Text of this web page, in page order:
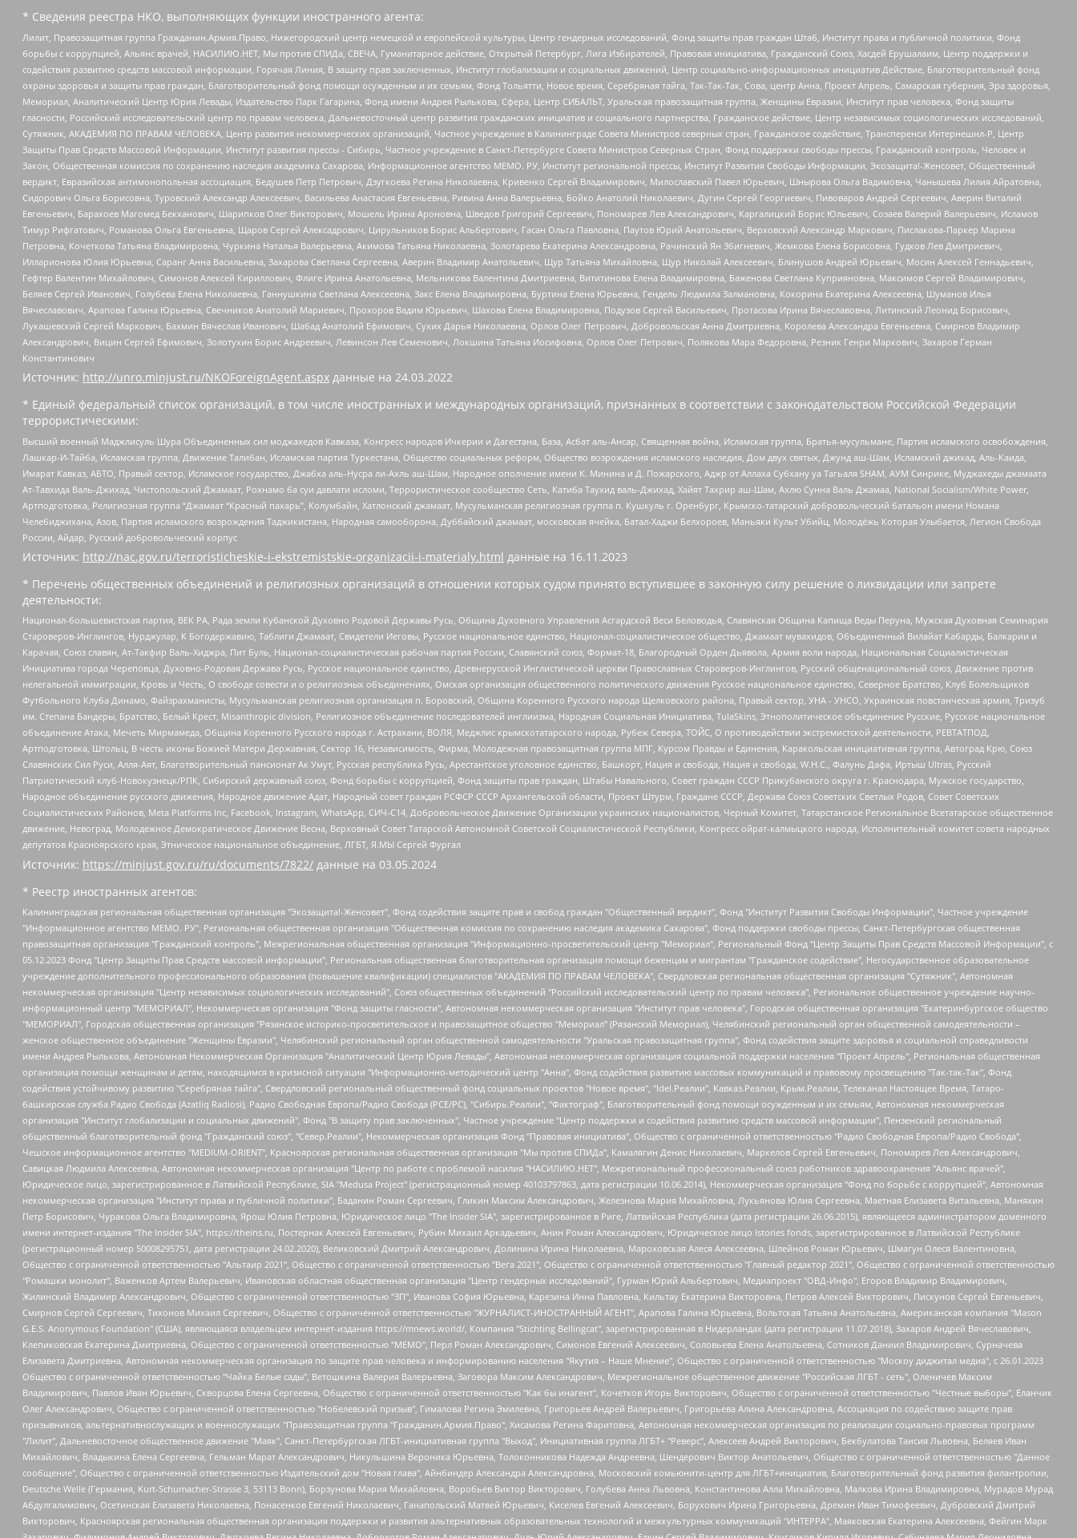
* Сведения реестра НКО, выполняющих функции иностранного агента:
Лилит, Правозащитная группа Гражданин.Армия.Право, Нижегородский центр немецкой и европейской культуры, Центр гендерных исследований, Фонд защиты прав граждан Штаб, Институт права и публичной политики, Фонд
борьбы с коррупцией, Альянс врачей, НАСИЛИЮ.НЕТ, Мы против СПИДа, СВЕЧА, Гуманитарное действие, Открытый Петербург, Лига Избирателей, Правовая инициатива, Гражданский Союз, Хасдей Ерушалаим, Центр поддержки и
содействия развитию средств массовой информации, Горячая Линия, В защиту прав заключенных, Институт глобализации и социальных движений, Центр социально-информационных инициатив Действие, Благотворительный фонд
охраны здоровья и защиты прав граждан, Благотворительный фонд помощи осужденным и их семьям, Фонд Тольятти, Новое время, Серебряная тайга, Так-Так-Так, Сова, центр Анна, Проект Апрель, Самарская губерния, Эра здоровья,
Мемориал, Аналитический Центр Юрия Левады, Издательство Парк Гагарина, Фонд имени Андрея Рылькова, Сфера, Центр СИБАЛЬТ, Уральская правозащитная группа, Женщины Евразии, Институт прав человека, Фонд защиты
гласности, Российский исследовательский центр по правам человека, Дальневосточный центр развития гражданских инициатив и социального партнерства, Гражданское действие, Центр независимых социологических исследований,
Сутяжник, АКАДЕМИЯ ПО ПРАВАМ ЧЕЛОВЕКА, Центр развития некоммерческих организаций, Частное учреждение в Калининграде Совета Министров северных стран, Гражданское содействие, Трансперенси Интернешнл-Р, Центр
Защиты Прав Средств Массовой Информации, Институт развития прессы - Сибирь, Частное учреждение в Санкт-Петербурге Совета Министров Северных Стран, Фонд поддержки свободы прессы, Гражданский контроль, Человек и
Закон, Общественная комиссия по сохранению наследия академика Сахарова, Информационное агентство МЕМО. РУ, Институт региональной прессы, Институт Развития Свободы Информации, Экозащита!-Женсовет, Общественный
вердикт, Евразийская антимонопольная ассоциация, Бедушев Петр Петрович, Дзугкоева Регина Николаевна, Кривенко Сергей Владимирович, Милославский Павел Юрьевич, Шнырова Ольга Вадимовна, Чанышева Лилия Айратовна,
Сидорович Ольга Борисовна, Туровский Александр Алексеевич, Васильева Анастасия Евгеньевна, Ривина Анна Валерьевна, Бойко Анатолий Николаевич, Дугин Сергей Георгиевич, Пивоваров Андрей Сергеевич, Аверин Виталий
Евгеньевич, Барахоев Магомед Бекханович, Шарипков Олег Викторович, Мошель Ирина Ароновна, Шведов Григорий Сергеевич, Пономарев Лев Александрович, Каргалицкий Борис Юльевич, Созаев Валерий Валерьевич, Исламов
Тимур Рифгатович, Романова Ольга Евгеньевна, Щаров Сергей Алексадрович, Цирульников Борис Альбертович, Гасан Ольга Павловна, Паутов Юрий Анатольевич, Верховский Александр Маркович, Пислакова-Паркер Марина
Петровна, Кочеткова Татьяна Владимировна, Чуркина Наталья Валерьевна, Акимова Татьяна Николаевна, Золотарева Екатерина Александровна, Рачинский Ян Збигневич, Жемкова Елена Борисовна, Гудков Лев Дмитриевич,
Илларионова Юлия Юрьевна, Саранг Анна Васильевна, Захарова Светлана Сергеевна, Аверин Владимир Анатольевич, Щур Татьяна Михайловна, Щур Николай Алексеевич, Блинушов Андрей Юрьевич, Мосин Алексей Геннадьевич,
Гефтер Валентин Михайлович, Симонов Алексей Кириллович, Флиге Ирина Анатольевна, Мельникова Валентина Дмитриевна, Вититинова Елена Владимировна, Баженова Светлана Куприяновна, Максимов Сергей Владимирович,
Беляев Сергей Иванович, Голубева Елена Николаевна, Ганнушкина Светлана Алексеевна, Закс Елена Владимировна, Буртина Елена Юрьевна, Гендель Людмила Залмановна, Кокорина Екатерина Алексеевна, Шуманов Илья
Вячеславович, Арапова Галина Юрьевна, Свечников Анатолий Мариевич, Прохоров Вадим Юрьевич, Шахова Елена Владимировна, Подузов Сергей Васильевич, Протасова Ирина Вячеславовна, Литинский Леонид Борисович,
Лукашевский Сергей Маркович, Бахмин Вячеслав Иванович, Шабад Анатолий Ефимович, Сухих Дарья Николаевна, Орлов Олег Петрович, Добровольская Анна Дмитриевна, Королева Александра Евгеньевна, Смирнов Владимир
Александрович, Вицин Сергей Ефимович, Золотухин Борис Андреевич, Левинсон Лев Семенович, Локшина Татьяна Иосифовна, Орлов Олег Петрович, Полякова Мара Федоровна, Резник Генри Маркович, Захаров Герман
Константинович
Источник: http://unro.minjust.ru/NKOForeignAgent.aspx данные на 24.03.2022
* Единый федеральный список организаций, в том числе иностранных и международных организаций, признанных в соответствии с законодательством Российской Федерации
террористическими:
Высший военный Маджлисуль Шура Объединенных сил моджахедов Кавказа, Конгресс народов Ичкерии и Дагестана, База, Асбат аль-Ансар, Священная война, Исламская группа, Братья-мусульмане, Партия исламского освобождения,
Лашкар-И-Тайба, Исламская группа, Движение Талибан, Исламская партия Туркестана, Общество социальных реформ, Общество возрождения исламского наследия, Дом двух святых, Джунд аш-Шам, Исламский джихад, Аль-Каида,
Имарат Кавказ, АБТО, Правый сектор, Исламское государство, Джабха аль-Нусра ли-Ахль аш-Шам, Народное ополчение имени К. Минина и Д. Пожарского, Аджр от Аллаха Субхану уа Тагьаля SHAM, АУМ Синрике, Муджахеды джамаата
Ат-Тавхида Валь-Джихад, Чистопольский Джамаат, Рохнамо ба суи давлати исломи, Террористическое сообщество Сеть, Катиба Таухид валь-Джихад, Хайят Тахрир аш-Шам, Ахлю Сунна Валь Джамаа, National Socialism/White Power,
Артподготовка, Религиозная группа “Джамаат “Красный пахарь”, Колумбайн, Хатлонский джамаат, Мусульманская религиозная группа п. Кушкуль г. Оренбург, Крымско-татарский добровольческий батальон имени Номана
Челебиджихана, Азов, Партия исламского возрождения Таджикистана, Народная самооборона, Дуббайский джамаат, московская ячейка, Батал-Хаджи Белхороев, Маньяки Культ Убийц, Молодёжь Которая Улыбается, Легион Свобода
России, Айдар, Русский добровольческий корпус
Источник: http://nac.gov.ru/terroristicheskie-i-ekstremistskie-organizacii-i-materialy.html данные на 16.11.2023
* Перечень общественных объединений и религиозных организаций в отношении которых судом принято вступившее в законную силу решение о ликвидации или запрете
деятельности:
Национал-большевистская партия, ВЕК РА, Рада земли Кубанской Духовно Родовой Державы Русь, Община Духовного Управления Асгардской Веси Беловодья, Славянская Община Капища Веды Перуна, Мужская Духовная Семинария
Староверов-Инглингов, Нурджулар, К Богодержавию, Таблиги Джамаат, Свидетели Иеговы, Русское национальное единство, Национал-социалистическое общество, Джамаат мувахидов, Объединенный Вилайат Кабарды, Балкарии и
Карачая, Союз славян, Ат-Такфир Валь-Хиджра, Пит Буль, Национал-социалистическая рабочая партия России, Славянский союз, Формат-18, Благородный Орден Дьявола, Армия воли народа, Национальная Социалистическая
Инициатива города Череповца, Духовно-Родовая Держава Русь, Русское национальное единство, Древнерусской Инглистической церкви Православных Староверов-Инглингов, Русский общенациональный союз, Движение против
нелегальной иммиграции, Кровь и Честь, О свободе совести и о религиозных объединениях, Омская организация общественного политического движения Русское национальное единство, Северное Братство, Клуб Болельщиков
Футбольного Клуба Динамо, Файзрахманисты, Мусульманская религиозная организация п. Боровский, Община Коренного Русского народа Щелковского района, Правый сектор, УНА - УНСО, Украинская повстанческая армия, Тризуб
им. Степана Бандеры, Братство, Белый Крест, Misanthropic division, Религиозное объединение последователей инглиизма, Народная Социальная Инициатива, TulaSkins, Этнополитическое объединение Русские, Русское национальное
объединение Атака, Мечеть Мирмамеда, Община Коренного Русского народа г. Астрахани, ВОЛЯ, Меджлис крымскотатарского народа, Рубеж Севера, ТОЙС, О противодействии экстремистской деятельности, РЕВТАТПОД,
Артподготовка, Штольц, В честь иконы Божией Матери Державная, Сектор 16, Независимость, Фирма, Молодежная правозащитная группа МПГ, Курсом Правды и Единения, Каракольская инициативная группа, Автоград Крю, Союз
Славянских Сил Руси, Алля-Аят, Благотворительный пансионат Ак Умут, Русская республика Русь, Арестантское уголовное единство, Башкорт, Нация и свобода, Нация и свобода, W.H.С., Фалунь Дафа, Иртыш Ultras, Русский
Патриотический клуб-Новокузнецк/РПК, Сибирский державный союз, Фонд борьбы с коррупцией, Фонд защиты прав граждан, Штабы Навального, Совет граждан СССР Прикубанского округа г. Краснодара, Мужское государство,
Народное объединение русского движения, Народное движение Адат, Народный совет граждан РСФСР СССР Архангельской области, Проект Штурм, Граждане СССР, Держава Союз Советских Светлых Родов, Совет Советских
Социалистических Районов, Meta Platforms Inc, Facebook, Instagram, WhatsApp, СИЧ-С14, Добровольческое Движение Организации украинских националистов, Черный Комитет, Татарстанское Региональное Всетатарское общественное
движение, Невоград, Молодежное Демократическое Движение Весна, Верховный Совет Татарской Автономной Советской Социалистической Республики, Конгресс ойрат-калмыцкого народа, Исполнительный комитет совета народных
депутатов Красноярского края, Этническое национальное объединение, ЛГБТ, Я.МЫ Сергей Фургал
Источник: https://minjust.gov.ru/ru/documents/7822/ данные на 03.05.2024
* Реестр иностранных агентов:
Калининградская региональная общественная организация "Экозащита!-Женсовет", Фонд содействия защите прав и свобод граждан "Общественный вердикт", Фонд "Институт Развития Свободы Информации", Частное учреждение "Информационное агентство МЕМО. РУ", Региональная общественная организация "Общественная комиссия по сохранению наследия академика Сахарова", Фонд поддержки свободы прессы, Санкт-Петербургская общественная правозащитная организация "Гражданский контроль", Межрегиональная общественная организация "Информационно-просветительский центр "Мемориал", Региональный Фонд "Центр Защиты Прав Средств Массовой Информации", с 05.12.2023 Фонд "Центр Защиты Прав Средств массовой информации", Региональная общественная благотворительная организация помощи беженцам и мигрантам "Гражданское содействие", Негосударственное образовательное учреждение дополнительного профессионального образования (повышение квалификации) специалистов "АКАДЕМИЯ ПО ПРАВАМ ЧЕЛОВЕКА", Свердловская региональная общественная организация "Сутяжник", Автономная некоммерческая организация "Центр независимых социологических исследований", Союз общественных объединений "Российский исследовательский центр по правам человека", Региональное общественное учреждение научно-информационный центр "МЕМОРИАЛ", Некоммерческая организация "Фонд защиты гласности", Автономная некоммерческая организация "Институт прав человека", Городская общественная организация "Екатеринбургское общество "МЕМОРИАЛ", Городская общественная организация "Рязанское историко-просветительское и правозащитное общество "Мемориал" (Рязанский Мемориал), Челябинский региональный орган общественной самодеятельности – женское общественное объединение "Женщины Евразии", Челябинский региональный орган общественной самодеятельности "Уральская правозащитная группа", Фонд содействия защите здоровья и социальной справедливости имени Андрея Рылькова, Автономная Некоммерческая Организация "Аналитический Центр Юрия Левады", Автономная некоммерческая организация социальной поддержки населения "Проект Апрель", Региональная общественная организация помощи женщинам и детям, находящимся в кризисной ситуации "Информационно-методический центр "Анна", Фонд содействия развитию массовых коммуникаций и правовому просвещению "Так-так-Так", Фонд содействия устойчивому развитию "Серебряная тайга", Свердловский региональный общественный фонд социальных проектов "Новое время", "Idel.Реалии", Кавказ.Реалии, Крым.Реалии, Телеканал Настоящее Время, Татаро-башкирская служба Радио Свобода (Azatliq Radiosi), Радио Свободная Европа/Радио Свобода (PCE/PC), "Сибирь.Реалии", "Фактограф", Благотворительный фонд помощи осужденным и их семьям, Автономная некоммерческая организация "Институт глобализации и социальных движений", Фонд "В защиту прав заключенных", Частное учреждение "Центр поддержки и содействия развитию средств массовой информации", Пензенский региональный общественный благотворительный фонд "Гражданский союз", "Север.Реалии", Некоммерческая организация Фонд "Правовая инициатива", Общество с ограниченной ответственностью "Радио Свободная Европа/Радио Свобода", Чешское информационное агентство "MEDIUM-ORIENT", Красноярская региональная общественная организация "Мы против СПИДа", Камалягин Денис Николаевич, Маркелов Сергей Евгеньевич, Пономарев Лев Александрович, Савицкая Людмила Алексеевна, Автономная некоммерческая организация "Центр по работе с проблемой насилия "НАСИЛИЮ.НЕТ", Межрегиональный профессиональный союз работников здравоохранения "Альянс врачей", Юридическое лицо, зарегистрированное в Латвийской Республике, SIA "Medusa Project" (регистрационный номер 40103797863, дата регистрации 10.06.2014), Некоммерческая организация "Фонд по борьбе с коррупцией", Автономная некоммерческая организация "Институт права и публичной политики", Баданин Роман Сергеевич, Гликин Максим Александрович, Железнова Мария Михайловна, Лукьянова Юлия Сергеевна, Маетная Елизавета Витальевна, Маняхин Петр Борисович, Чуракова Ольга Владимировна, Ярош Юлия Петровна, Юридическое лицо "The Insider SIA", зарегистрированное в Риге, Латвийская Республика (дата регистрации 26.06.2015), являющееся администратором доменного имени интернет-издания "The Insider SIA", https://theins.ru, Постернак Алексей Евгеньевич, Рубин Михаил Аркадьевич, Анин Роман Александрович, Юридическое лицо Istories fonds, зарегистрированное в Латвийской Республике (регистрационный номер 50008295751, дата регистрации 24.02.2020), Великовский Дмитрий Александрович, Долинина Ирина Николаевна, Мароховская Алеся Алексеевна, Шлейнов Роман Юрьевич, Шмагун Олеся Валентиновна, Общество с ограниченной ответственностью "Альтаир 2021", Общество с ограниченной ответственностью "Вега 2021", Общество с ограниченной ответственностью "Главный редактор 2021", Общество с ограниченной ответственностью "Ромашки монолит", Важенков Артем Валерьевич, Ивановская областная общественная организация "Центр гендерных исследований", Гурман Юрий Альбертович, Медиапроект "ОВД-Инфо", Егоров Владимир Владимирович, Жилинский Владимир Александрович, Общество с ограниченной ответственностью "ЗП", Иванова София Юрьевна, Карезина Инна Павловна, Кильтау Екатерина Викторовна, Петров Алексей Викторович, Пискунов Сергей Евгеньевич, Смирнов Сергей Сергеевич, Тихонов Михаил Сергеевич, Общество с ограниченной ответственностью "ЖУРНАЛИСТ-ИНОСТРАННЫЙ АГЕНТ", Арапова Галина Юрьевна, Вольтская Татьяна Анатольевна, Американская компания "Mason G.E.S. Anonymous Foundation" (США), являющаяся владельцем интернет-издания https://mnews.world/, Компания "Stichting Bellingcat", зарегистрированная в Нидерландах (дата регистрации 11.07.2018), Захаров Андрей Вячеславович, Клепиковская Екатерина Дмитриевна, Общество с ограниченной ответственностью "МЕМО", Перл Роман Александрович, Симонов Евгений Алексеевич, Соловьева Елена Анатольевна, Сотников Даниил Владимирович, Сурначева Елизавета Дмитриевна, Автономная некоммерческая организация по защите прав человека и информированию населения "Якутия – Наше Мнение", Общество с ограниченной ответственностью "Москоу диджитал медиа", с 26.01.2023 Общество с ограниченной ответственностью "Чайка Белые сады", Ветошкина Валерия Валерьевна, Заговора Максим Александрович, Межрегиональное общественное движение "Российская ЛГБТ - сеть", Оленичев Максим Владимирович, Павлов Иван Юрьевич, Скворцова Елена Сергеевна, Общество с ограниченной ответственностью "Как бы инагент", Кочетков Игорь Викторович, Общество с ограниченной ответственностью "Честные выборы", Еланчик Олег Александрович, Общество с ограниченной ответственностью "Нобелевский призыв", Гималова Регина Эмилевна, Григорьев Андрей Валерьевич, Григорьева Алина Александровна, Ассоциация по содействию защите прав призывников, альтернативнослужащих и военнослужащих "Правозащитная группа "Гражданин.Армия.Право", Хисамова Регина Фаритовна, Автономная некоммерческая организация по реализации социально-правовых программ "Лилит", Дальневосточное общественное движение "Маяк", Санкт-Петербургская ЛГБТ-инициативная группа "Выход", Инициативная группа ЛГБТ+ "Реверс", Алексеев Андрей Викторович, Бекбулатова Таисия Львовна, Беляев Иван Михайлович, Владыкина Елена Сергеевна, Гельман Марат Александрович, Никульшина Вероника Юрьевна, Толоконникова Надежда Андреевна, Шендерович Виктор Анатольевич, Общество с ограниченной ответственностью "Данное сообщение", Общество с ограниченной ответственностью Издательский дом "Новая глава", Айнбиндер Александра Александровна, Московский комьюнити-центр для ЛГБТ+инициатив, Благотворительный фонд развития филантропии, Deutsche Welle (Германия, Kurt-Schumacher-Strasse 3, 53113 Bonn), Борзунова Мария Михайловна, Воробьев Виктор Викторович, Голубева Анна Львовна, Константинова Алла Михайловна, Малкова Ирина Владимировна, Мурадов Мурад Абдулгалимович, Осетинская Елизавета Николаевна, Понасенков Евгений Николаевич, Ганапольский Матвей Юрьевич, Киселев Евгений Алексеевич, Борухович Ирина Григорьевна, Дремин Иван Тимофеевич, Дубровский Дмитрий Викторович, Красноярская региональная общественная организация поддержки и развития альтернативных образовательных технологий и межкультурных коммуникаций "ИНТЕРРА", Маяковская Екатерина Алексеевна, Фейгин Марк Захарович, Филимонов Андрей Викторович, Дзугкоева Регина Николаевна, Доброхотов Роман Александрович, Дудь Юрий Александрович, Елкин Сергей Владимирович, Кругликов Кирилл Игоревич, Сабунаева Мария Леонидовна, Семенов Алексей Владимирович, Шаинян Карен Багратович, Шульман Екатерина Михайловна, Асафьев Артур Валерьевич, Вахштайн Виктор Семенович, Венедиктов Алексей Алексеевич, Лушникова Екатерина Евгеньевна, Волков Леонид Михайлович, Невзоров Александр Глебович, Пархоменко Сергей Борисович, Сироткин Ярослав Николаевич, Кара-Мурза Владимир Владимирович, Баранова Наталья Владимировна, Гозман Леонид Яковлевич, Кагарлицкий Борис Юльевич, Климарев Михаил Валерьевич, Милов Владимир Станиславович, Автономная некоммерческая организация Краснодарский центр современного искусства "Типография", Моргенштерн Алишер Тагирович, Соболь Любовь Эдуардовна, Общество с ограниченной ответственностью "ЛИЗА НОРМ", Каспаров Гарри Кимович, Ходорковский Михаил Борисович, Общество с ограниченной ответственностью "Апрельские тезисы", Данилович Ирина Брониславовна, Кашин Олег Владимирович, Петров Николай Владимирович, Пивоваров Алексей Владимирович, Соколов Михаил Владимирович, Цветкова Юлия Владимировна, Чичваркин Евгений Александрович, Комитет против пыток/Команда против пыток, Общество с ограниченной ответственностью "Первый научный", Общество с ограниченной ответственностью "Вертолет и ко", Белоцерковская Вероника Борисовна, Кац Максим Евгеньевич, Лазарева Татьяна Юрьевна, Шаведдинов Руслан Табризович, Яшин Илья Валерьевич, Общество с ограниченной ответственностью "Иноагент ААВ", Алешковский Дмитрий Петрович, Альбац Евгения Марковна, Быков Дмитрий Львович, Галямина Юлия Евгеньевна, Лойко Сергей Леонидович, Мартынов Кирилл Константинович, Медведев Сергей Александрович, Крашенинников Федор Геннадиевич, Гордеева Катерина Вл